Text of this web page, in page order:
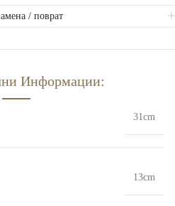
/ поврат
Информации:
31cm
13cm